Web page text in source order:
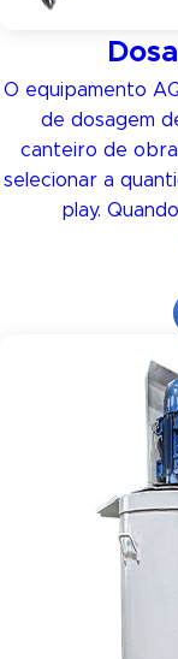
O equipamento
de dosagem
canteiro de
selecionar a
play.